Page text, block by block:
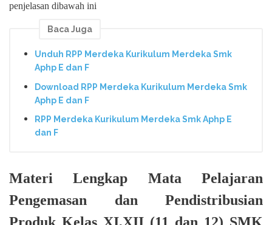
penjelasan dibawah ini
Baca Juga
Unduh RPP Merdeka Kurikulum Merdeka Smk
Aphp E dan F
Download RPP Merdeka Kurikulum Merdeka Smk
Aphp E dan F
RPP Merdeka Kurikulum Merdeka Smk Aphp E
dan F
Materi Lengkap Mata Pelajaran
Pengemasan dan Pendistribusian
Produk Kelas XI,XII (11 dan 12) SMK